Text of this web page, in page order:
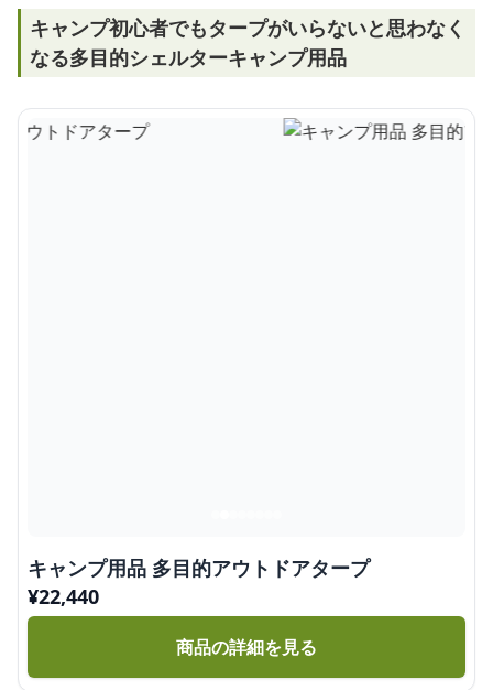
キャンプ初心者でもタープがいらないと思わなく
なる多目的シェルターキャンプ用品
キャンプ用品 多目的アウトドアタープ
¥22,440
商品の詳細を見る